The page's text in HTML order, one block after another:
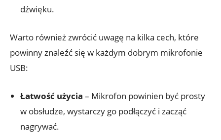
dźwięku.
Warto również zwrócić uwagę na kilka cech, które
powinny znaleźć się w każdym dobrym mikrofonie
USB:
Łatwość użycia – Mikrofon powinien być prosty
w obsłudze, wystarczy go podłączyć i zacząć
nagrywać.